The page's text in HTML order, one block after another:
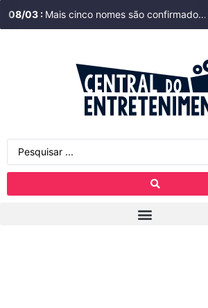
08/03 : Mais cinco nomes são confirmados em Lá na Minha Terra. Saiba quem está no elenco